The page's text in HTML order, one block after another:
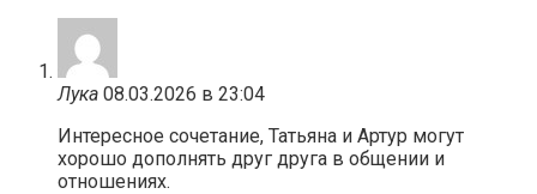
Лука 08.03.2026 в 23:04
Интересное сочетание, Татьяна и Артур могут
хорошо дополнять друг друга в общении и
отношениях.